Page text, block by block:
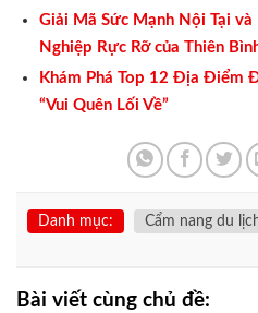
Giải Mã Sức Mạnh Nội Tại
Nghiệp Rực Rỡ của Thiên
Khám Phá Top 12 Địa Điểm
“Vui Quên Lối Về”
Danh mục: Cẩm nang du
Bài viết cùng chủ đề: